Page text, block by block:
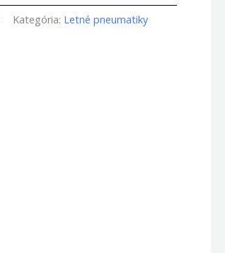
Kategória: Letné pneumatiky